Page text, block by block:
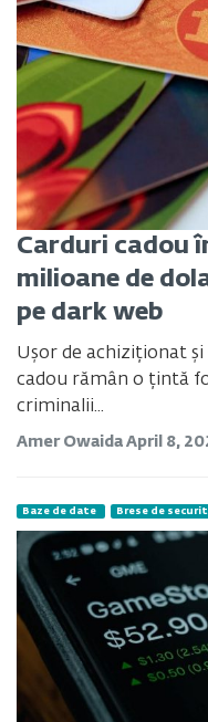
Carduri cadou
milioane de
pe dark web
Ușor de achiziționat
cadou rămân o țintă
criminalii...
Amer Owaida April 8,
Baze de date Brese de